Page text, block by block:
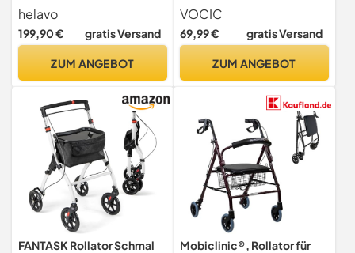
Faltbarer Rollator mit Sitz &
Lehne für Draußen -
Komfortable &
große Räder - Gehhilfe für
helavo
199,90 € gratis Versand
ZUM ANGEBOT
172kg, Rollator schmal für
wohnung, Rollatoren leicht
klappbar für Senioren,
höhenverstellbar, Obsidian,
VOCIC
69,99 € gratis Versand
ZUM ANGEBOT
FANTASK Rollator Schmal
Mobiclinic®, Rollator für